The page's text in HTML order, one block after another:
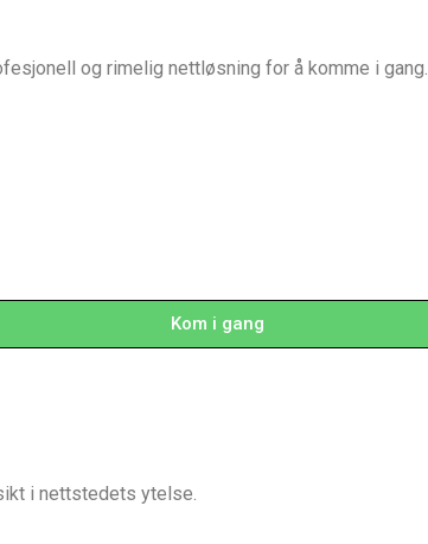
og rimelig nettløsning for å komme i gang.
Kom i gang
i nettstedets ytelse.